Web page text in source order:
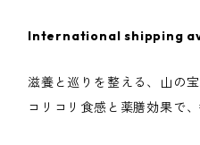
International shipping
滋養と巡りを整える、山の宝
コリコリ食感と薬膳効果で